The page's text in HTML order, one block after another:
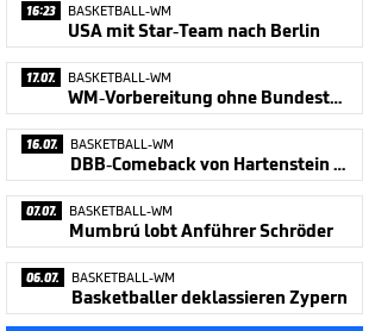
16:23 BASKETBALL-WM
USA mit Star-Team nach Berlin
17.07. BASKETBALL-WM
WM-Vorbereitung ohne Bundestrainer
16.07. BASKETBALL-WM
DBB-Comeback von Hartenstein perfekt
07.07. BASKETBALL-WM
Mumbrú lobt Anführer Schröder
06.07. BASKETBALL-WM
Basketballer deklassieren Zypern